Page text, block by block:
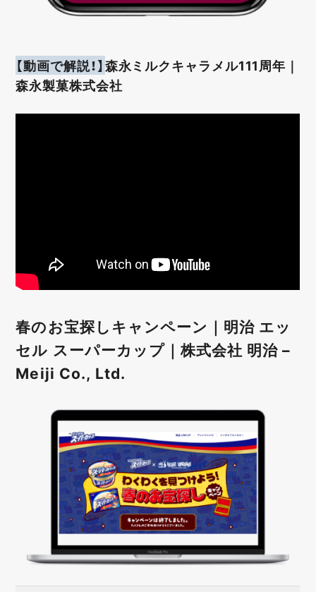
【動画で解説！】森永ミルクキャラメル111周年｜
森永製菓株式会社
春のお宝探しキャンペーン｜明治 エッ
セル スーパーカップ｜株式会社 明治 –
Meiji Co., Ltd.